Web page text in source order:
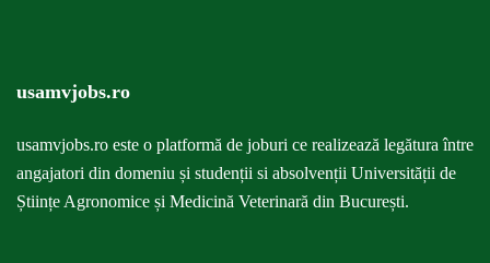
usamvjobs.ro
usamvjobs.ro este o platformă de joburi ce realizează legătura între
angajatori din domeniu și studenții si absolvenții Universității de
Științe Agronomice și Medicină Veterinară din București.